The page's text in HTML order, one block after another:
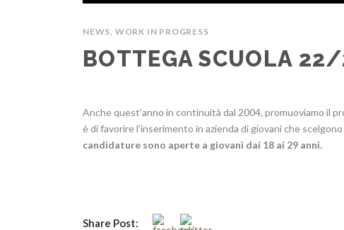
NEWS, WORK IN PROGRESS
BOTTEGA SCUOLA
Anche quest’anno in continuità dal 2004, promuoviamo il
è di favorire l’inserimento in azienda di giovani che
candidature sono aperte a giovani dai 18 ai 29 anni.
Share Post: